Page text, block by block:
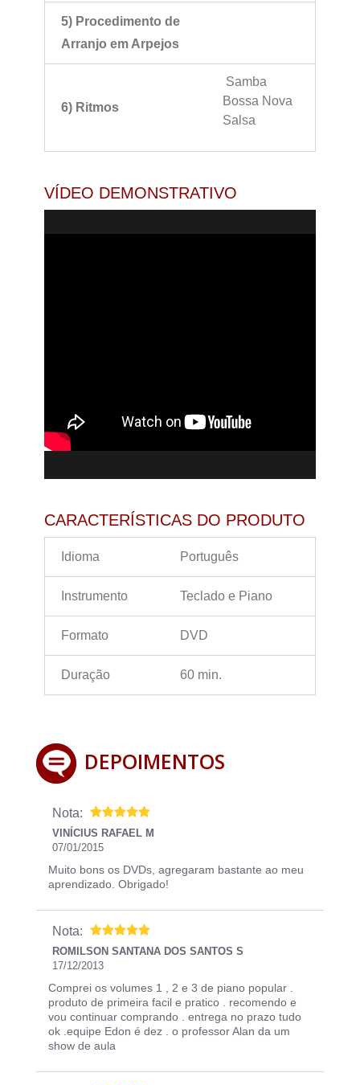
5) Procedimento de
Arranjo em Arpejos
6) Ritmos
Samba
Bossa Nova
Salsa
VÍDEO DEMONSTRATIVO
CARACTERÍSTICAS DO PRODUTO
Idioma Português
Instrumento Teclado e Piano
Formato DVD
Duração 60 min.
DEPOIMENTOS
Nota:
VINÍCIUS RAFAEL M
07/01/2015
Muito bons os DVDs, agregaram bastante ao meu
aprendizado. Obrigado!
Nota:
ROMILSON SANTANA DOS SANTOS S
17/12/2013
Comprei os volumes 1 , 2 e 3 de piano popular .
produto de primeira facil e pratico . recomendo e
vou continuar comprando . entrega no prazo tudo
ok .equipe Edon é dez . o professor Alan da um
show de aula